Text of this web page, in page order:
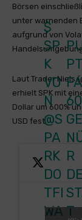
Börsen
unter warnenden
aufgrund von
Laut Trader Niels
erhielt SPK mit
Dollar um 600%
USD fest.
$
SP
K
VO
N
@S
PA
RK
DO
TFI
WA
R
T